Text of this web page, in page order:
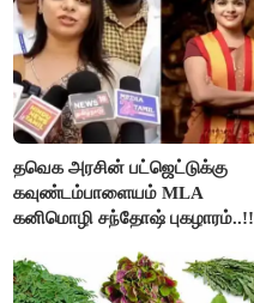
தவெக அரசின் பட்ஜெட்டுக்கு
கவுண்டம்பாளையம் MLA
கனிமொழி சந்தோஷ் புகழாரம்..!!